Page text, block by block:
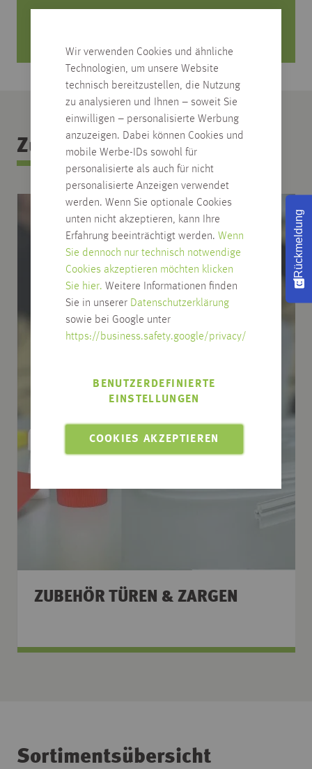
Wir verwenden Cookies und ähnliche
Technologien, um unsere Website
technisch bereitzustellen, die Nutzung
zu analysieren und Ihnen – soweit Sie
einwilligen – personalisierte Werbung
anzuzeigen. Dabei können Cookies und
mobile Werbe-IDs sowohl für
personalisierte als auch für nicht
personalisierte Anzeigen verwendet
werden. Wenn Sie optionale Cookies
unten nicht akzeptieren, kann Ihre
Erfahrung beeinträchtigt werden. Wenn
Sie dennoch nur technisch notwendige
Cookies akzeptieren möchten klicken
Sie hier. Weitere Informationen finden
Sie in unserer Datenschutzerklärung
sowie bei Google unter
https://business.safety.google/privacy/
COOKIES AKZEPTIEREN
BENUTZERDEFINIERTE
EINSTELLUNGEN
Zubehör Kategorie
ZUBEHÖR TÜREN & ZARGEN
Sortimentsübersicht
Rückmeldung